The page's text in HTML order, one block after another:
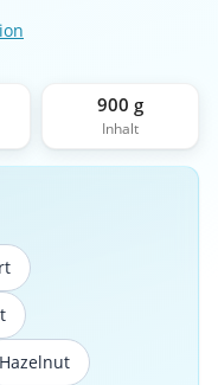
900 g
Inhalt
Yogurt
Hazelnut
Hazelnut